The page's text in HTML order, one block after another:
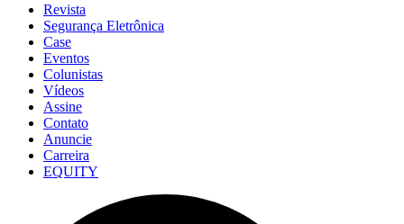
Revista
Segurança Eletrônica
Case
Eventos
Colunistas
Vídeos
Assine
Contato
Anuncie
Carreira
EQUITY